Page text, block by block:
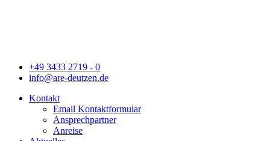
+49 3433 2719 - 0
info@are-deutzen.de
Kontakt
Email Kontaktformular
Ansprechpartner
Anreise